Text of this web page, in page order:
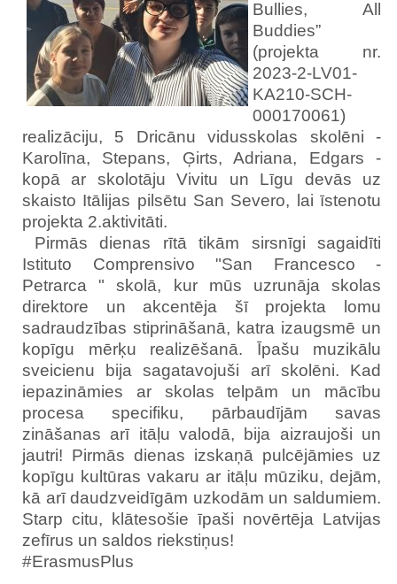
Bullies, All
Buddies”
(projekta nr.
2023-2-LV01-
KA210-SCH-
000170061)
realizāciju, 5 Dricānu vidusskolas skolēni -
Karolīna, Stepans, Ģirts, Adriana, Edgars -
kopā ar skolotāju Vivitu un Līgu devās uz
skaisto Itālijas pilsētu San Severo, lai īstenotu
projekta 2.aktivitāti.
Pirmās dienas rītā tikām sirsnīgi sagaidīti
Istituto Comprensivo "San Francesco -
Petrarca " skolā, kur mūs uzrunāja skolas
direktore un akcentēja šī projekta lomu
sadraudzības stiprināšanā, katra izaugsmē un
kopīgu mērķu realizēšanā. Īpašu muzikālu
sveicienu bija sagatavojuši arī skolēni. Kad
iepazināmies ar skolas telpām un mācību
procesa specifiku, pārbaudījām savas
zināšanas arī itāļu valodā, bija aizraujoši un
jautri! Pirmās dienas izskaņā pulcējāmies uz
kopīgu kultūras vakaru ar itāļu mūziku, dejām,
kā arī daudzveidīgām uzkodām un saldumiem.
Starp citu, klātesošie īpaši novērtēja Latvijas
zefīrus un saldos riekstiņus!
#ErasmusPlus